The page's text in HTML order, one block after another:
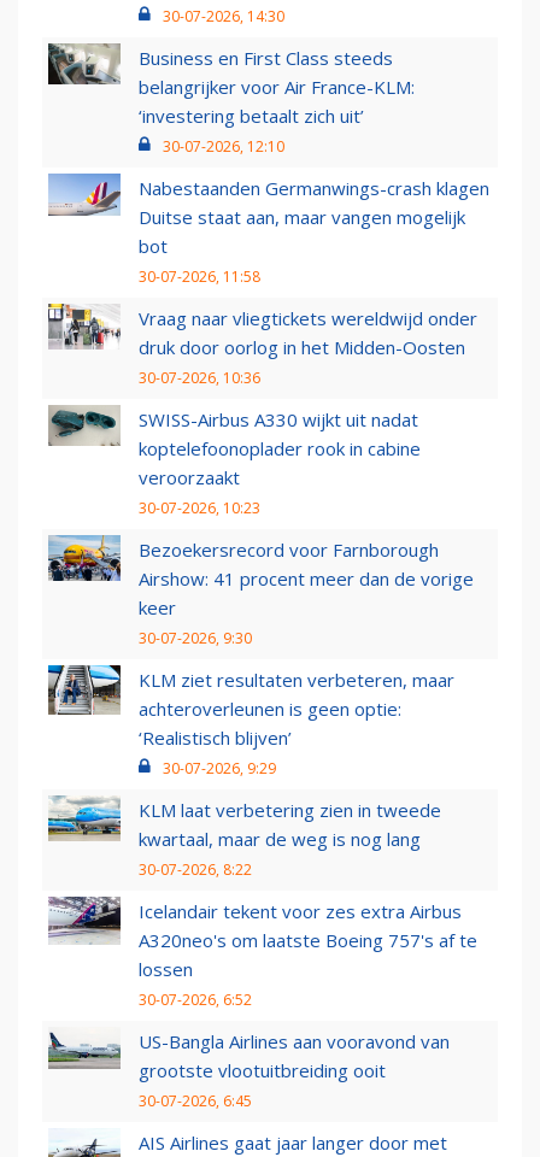
30-07-2026, 14:30
Business en First Class steeds
belangrijker voor Air France-KLM:
‘investering betaalt zich uit’
30-07-2026, 12:10
Nabestaanden Germanwings-crash klagen
Duitse staat aan, maar vangen mogelijk
bot
30-07-2026, 11:58
Vraag naar vliegtickets wereldwijd onder
druk door oorlog in het Midden-Oosten
30-07-2026, 10:36
SWISS-Airbus A330 wijkt uit nadat
koptelefoonoplader rook in cabine
veroorzaakt
30-07-2026, 10:23
Bezoekersrecord voor Farnborough
Airshow: 41 procent meer dan de vorige
keer
30-07-2026, 9:30
KLM ziet resultaten verbeteren, maar
achteroverleunen is geen optie:
‘Realistisch blijven’
30-07-2026, 9:29
KLM laat verbetering zien in tweede
kwartaal, maar de weg is nog lang
30-07-2026, 8:22
Icelandair tekent voor zes extra Airbus
A320neo's om laatste Boeing 757's af te
lossen
30-07-2026, 6:52
US-Bangla Airlines aan vooravond van
grootste vlootuitbreiding ooit
30-07-2026, 6:45
AIS Airlines gaat jaar langer door met